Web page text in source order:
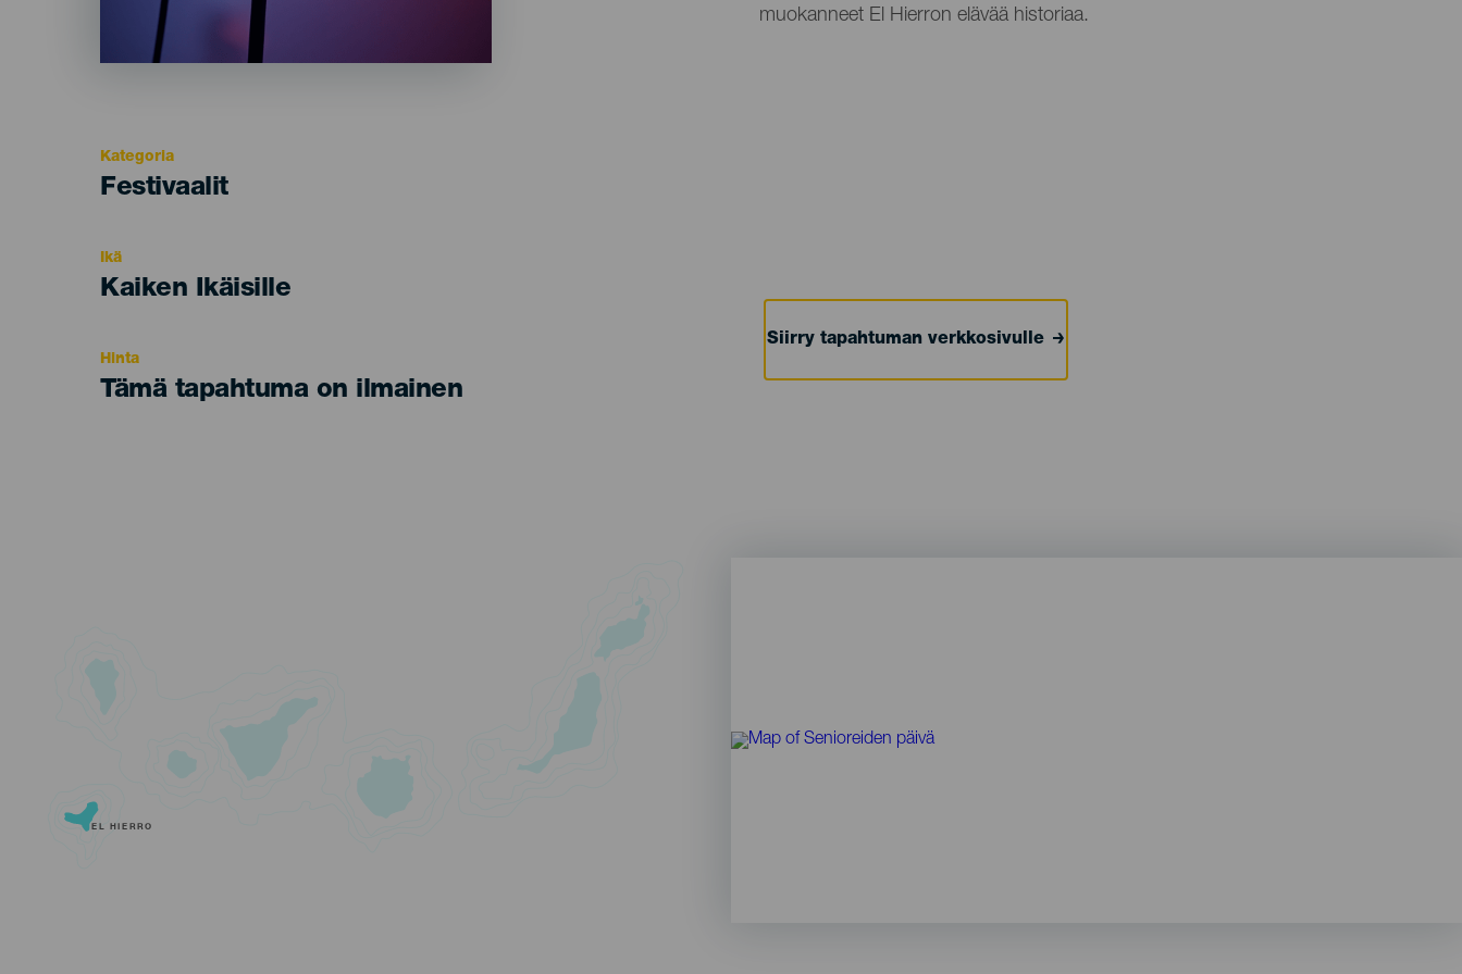
muokanneet El Hierron elävää historiaa.
Kategoria
Categoría
Festivaalit
Ikä
Edad
Kaiken Ikäisille
Hinta
Tämä tapahtuma on ilmainen
Siirry tapahtuman verkkosivulle
EL HIERRO